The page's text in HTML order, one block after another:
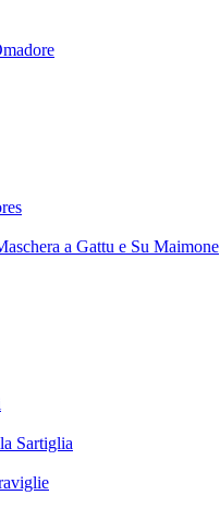
a Gattu e Su Maimone
Sartiglia